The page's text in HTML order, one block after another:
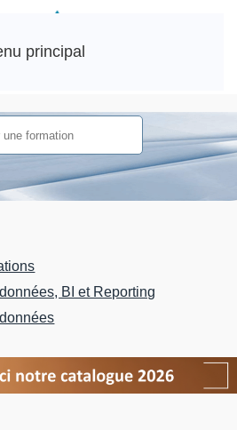
principal
BI et Reporting